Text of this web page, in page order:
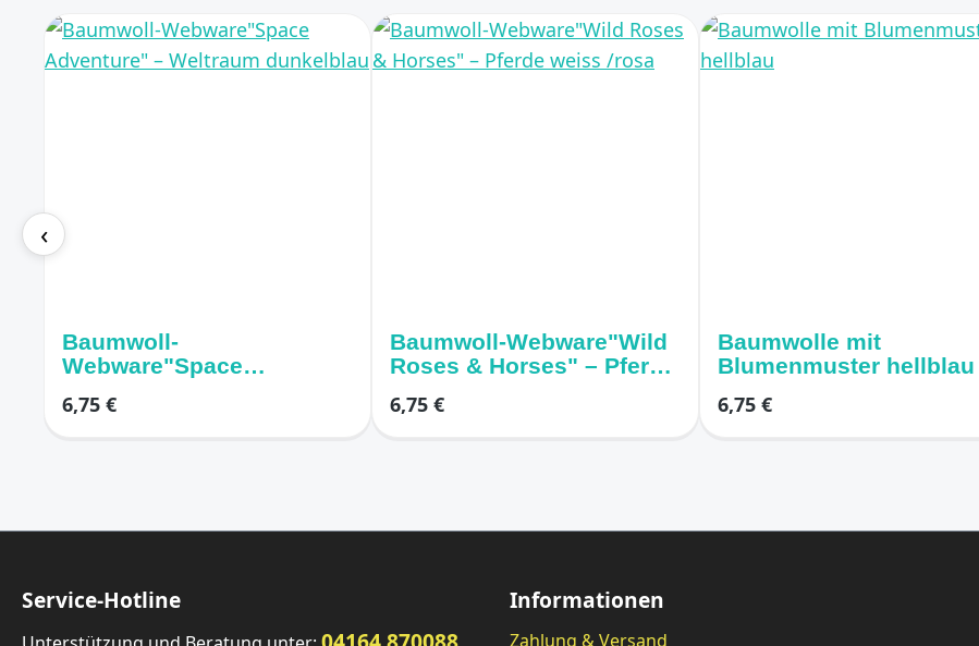
‹
Baumwoll-
Webware"Space
dunkelblau
6,75 €
Baumwoll-Webware"Wild
Roses & Horses" – Pferde
6,75 €
Baumwolle mit
Blumenmuster hellblau
6,75 €
Service-Hotline Informationen
Zahlung & Versand